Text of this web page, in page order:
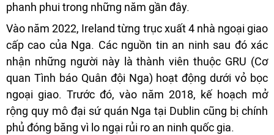
phanh phui trong những năm gần đây.
Vào năm 2022, Ireland từng trục xuất 4 nhà ngoại giao
cấp cao của Nga. Các nguồn tin an ninh sau đó xác
nhận những người này là thành viên thuộc GRU (Cơ
quan Tình báo Quân đội Nga) hoạt động dưới vỏ bọc
ngoại giao. Trước đó, vào năm 2018, kế hoạch mở
rộng quy mô đại sứ quán Nga tại Dublin cũng bị chính
phủ đóng băng vì lo ngại rủi ro an ninh quốc gia.